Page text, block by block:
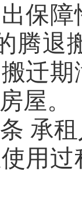
障
腾退
迁
屋。
租
用